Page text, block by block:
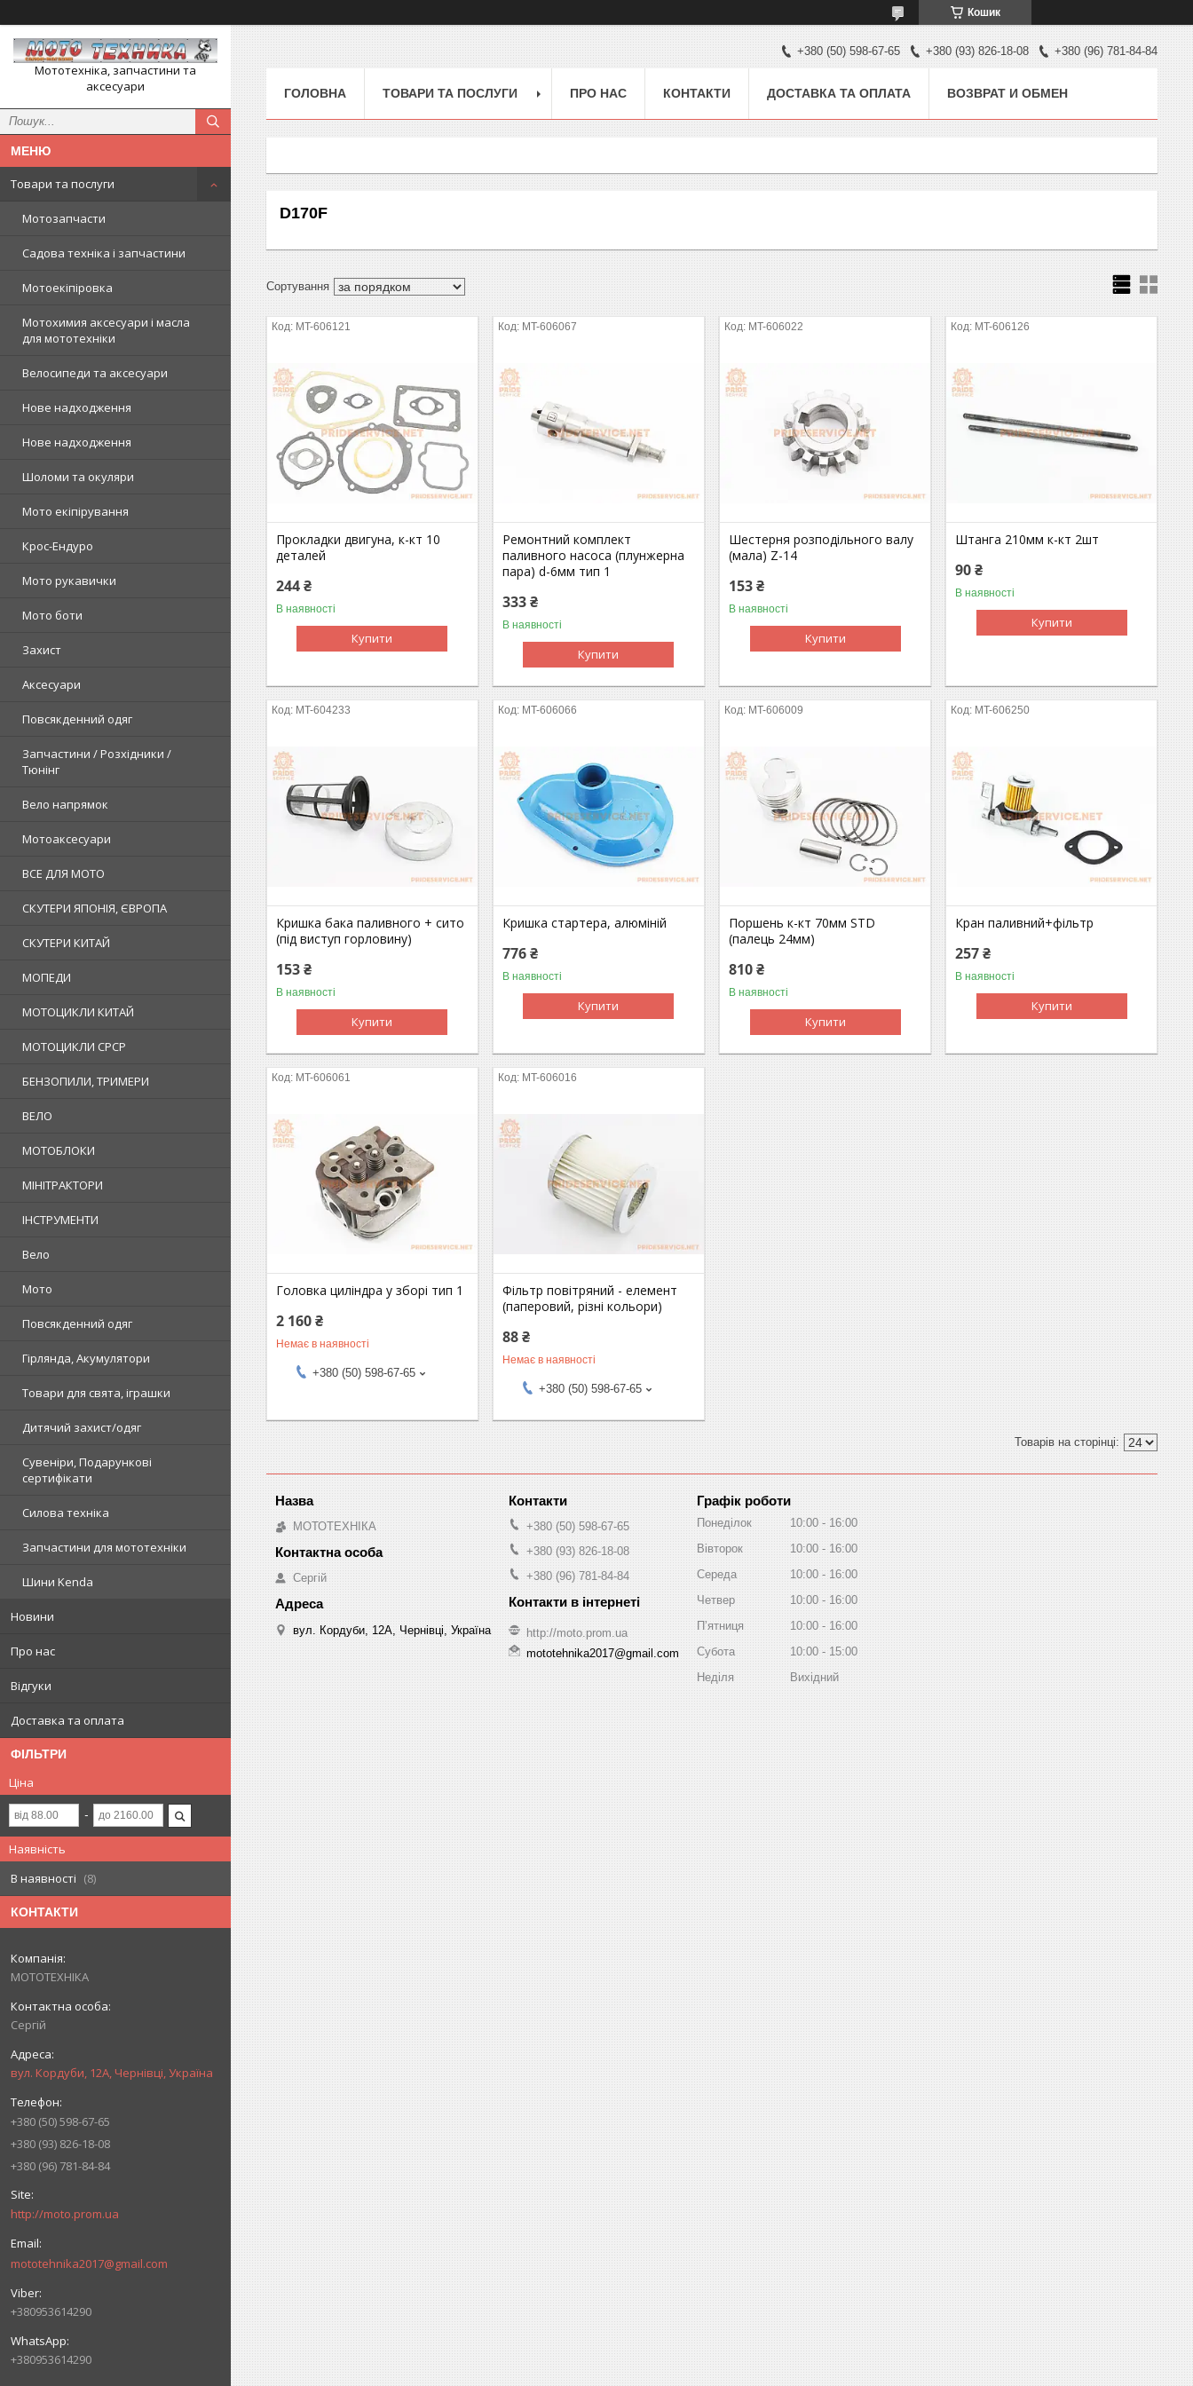
Кошик
Мототехніка, запчастини та
аксесуари
Товари та послуги
Мотозапчасти
Садова техніка і запчастини
Мотоекіпіровка
Мотохимия аксесуари і масла
для мототехніки
Велосипеди та аксесуари
Нове надходження
Нове надходження
Шоломи та окуляри
Мото екіпірування
Крос-Ендуро
Мото рукавички
Мото боти
Захист
Аксесуари
Повсякденний одяг
Запчастини / Розхідники /
Тюнінг
Вело напрямок
Мотоаксесуари
ВСЕ ДЛЯ МОТО
СКУТЕРИ ЯПОНІЯ, ЄВРОПА
СКУТЕРИ КИТАЙ
МОПЕДИ
МОТОЦИКЛИ КИТАЙ
МОТОЦИКЛИ СРСР
БЕНЗОПИЛИ, ТРИМЕРИ
ВЕЛО
МОТОБЛОКИ
МІНІТРАКТОРИ
ІНСТРУМЕНТИ
Вело
Мото
Повсякденний одяг
Гірлянда, Акумулятори
Товари для свята, іграшки
Дитячий захист/одяг
Сувеніри, Подарункові
сертифікати
Силова техніка
Запчастини для мототехніки
Шини Kenda
Новини
Про нас
Відгуки
Доставка та оплата
ФІЛЬТРИ
Ціна
Наявність
В наявності
8
КОНТАКТИ
МОТОТЕХНІКА
Сергій
вул. Кордуби, 12А, Чернівці, Україна
+380 (50) 598-67-65
+380 (93) 826-18-08
+380 (96) 781-84-84
http://moto.prom.ua
mototehnika2017@gmail.com
+380953614290
+380953614290
+380 (50) 598-67-65 +380 (93) 826-18-08 +380 (96) 781-84-84
ГОЛОВНА ТОВАРИ ТА ПОСЛУГИ ПРО НАС КОНТАКТИ ДОСТАВКА ТА ОПЛАТА ВОЗВРАТ И ОБМЕН
D170F
MT-606121
Прокладки двигуна, к-кт 10
деталей
244 ₴
В наявності
Купити
MT-606067
Ремонтний комплект
паливного насоса (плунжерна
пара) d-6мм тип 1
333 ₴
В наявності
Купити
MT-606022
Шестерня розподільного валу
(мала) Z-14
153 ₴
В наявності
Купити
MT-606126
Штанга 210мм к-кт 2шт
90 ₴
В наявності
Купити
MT-604233
Кришка бака паливного + сито
(під виступ горловину)
153 ₴
В наявності
Купити
MT-606066
Кришка стартера, алюміній
776 ₴
В наявності
Купити
MT-606009
Поршень к-кт 70мм STD
(палець 24мм)
810 ₴
В наявності
Купити
MT-606250
Кран паливний+фільтр
257 ₴
В наявності
Купити
MT-606061
Головка циліндра у зборі тип 1
2 160 ₴
Немає в наявності
+380 (50) 598-67-65
MT-606016
Фільтр повітряний - елемент
(паперовий, різні кольори)
88 ₴
Немає в наявності
+380 (50) 598-67-65
МОТОТЕХНІКА
Сергій
вул. Кордуби, 12А, Чернівці, Україна
+380 (50) 598-67-65
+380 (93) 826-18-08
+380 (96) 781-84-84
http://moto.prom.ua
mototehnika2017@gmail.com
Графік роботи
Понеділок 10:00
16:00
Вівторок
10:00
16:00
Середа
10:00
16:00
Четвер
10:00
16:00
Пʼятниця
10:00
16:00
Субота
10:00
15:00
Неділя
Вихідний